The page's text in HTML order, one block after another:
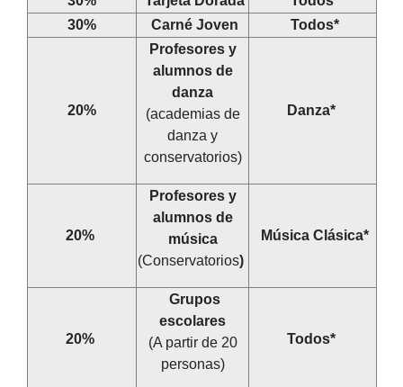
30%
Carné Joven Todos*
20%
Profesores y
alumnos de
danza
(academias de
danza y
conservatorios)
Danza*
20%
Profesores y
alumnos de
música
(Conservatorios)
Música Clásica*
20%
Grupos
escolares
(A partir de 20
personas)
Todos*